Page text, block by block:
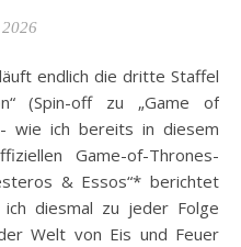
(Spin-off zu „Game of
wie ich bereits in diesem
Game-of-Thrones-
& Essos“* berichtet
diesmal zu jeder Folge
Welt von Eis und Feuer